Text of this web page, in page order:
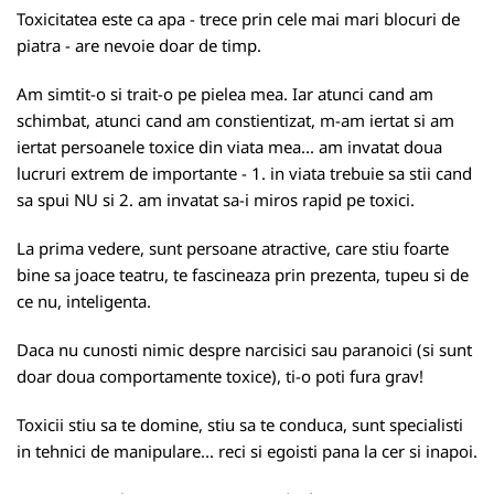
Toxicitatea este ca apa - trece prin cele mai mari blocuri de
piatra - are nevoie doar de timp.
Am simtit-o si trait-o pe pielea mea. Iar atunci cand am
schimbat, atunci cand am constientizat, m-am iertat si am
iertat persoanele toxice din viata mea... am invatat doua
lucruri extrem de importante - 1. in viata trebuie sa stii cand
sa spui NU si 2. am invatat sa-i miros rapid pe toxici.
La prima vedere, sunt persoane atractive, care stiu foarte
bine sa joace teatru, te fascineaza prin prezenta, tupeu si de
ce nu, inteligenta.
Daca nu cunosti nimic despre narcisici sau paranoici (si sunt
doar doua comportamente toxice), ti-o poti fura grav!
Toxicii stiu sa te domine, stiu sa te conduca, sunt specialisti
in tehnici de manipulare... reci si egoisti pana la cer si inapoi.